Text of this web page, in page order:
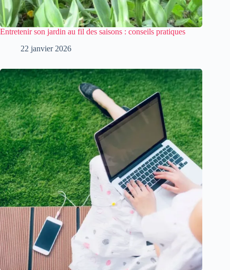
Entretenir son jardin au fil des saisons : conseils pratiques
22 janvier 2026